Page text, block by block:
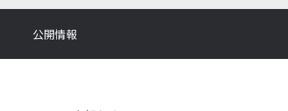
公開情報